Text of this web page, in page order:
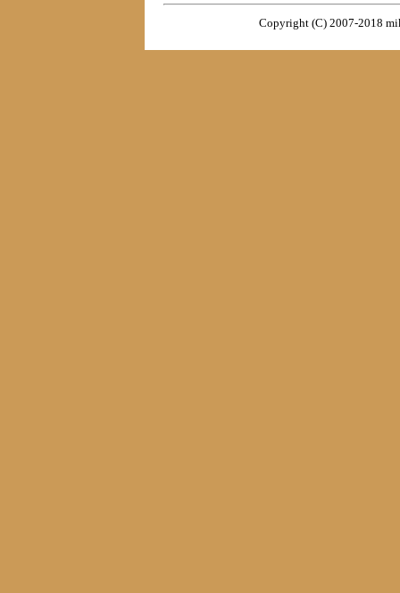
Copyright (C) 2007-2018